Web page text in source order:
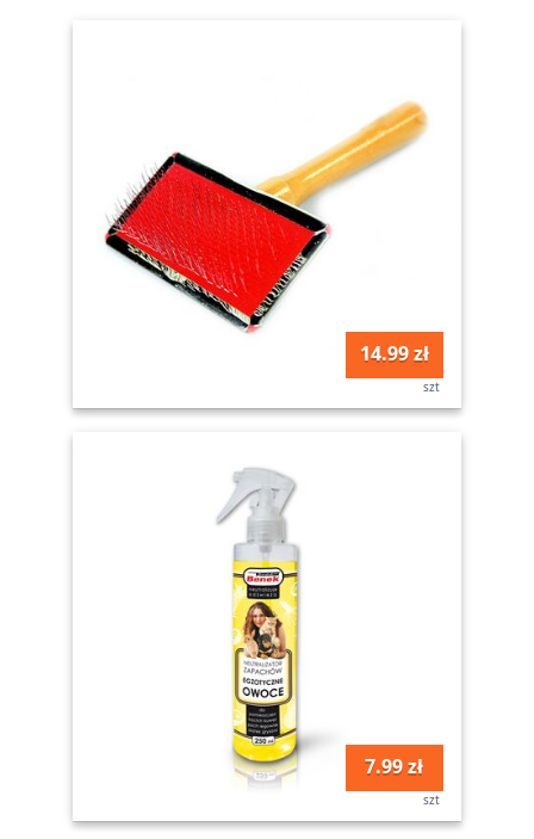
14.99 zł
szt
7.99 zł
szt